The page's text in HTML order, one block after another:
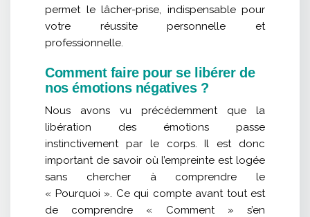
permet le lâcher-prise, indispensable pour
votre réussite personnelle et
professionnelle.
Comment faire pour se libérer de
nos émotions négatives ?
Nous avons vu précédemment que la
libération des émotions passe
instinctivement par le corps. Il est donc
important de savoir où l’empreinte est logée
sans chercher à comprendre le
« Pourquoi ». Ce qui compte avant tout est
de comprendre « Comment » s’en